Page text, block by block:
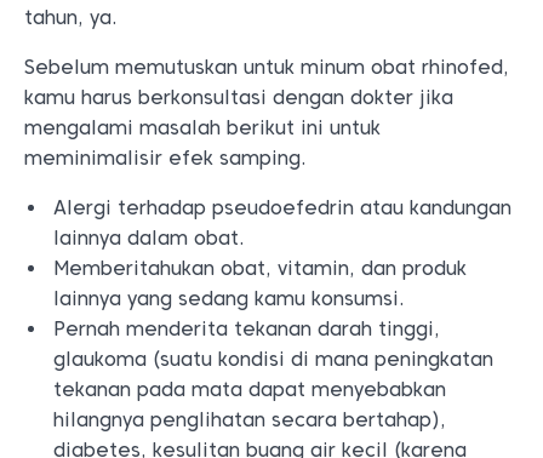
tahun, ya.
Sebelum memutuskan untuk minum obat rhinofed,
kamu harus berkonsultasi dengan dokter jika
mengalami masalah berikut ini untuk
meminimalisir efek samping.
Alergi terhadap pseudoefedrin atau kandungan
lainnya dalam obat.
Memberitahukan obat, vitamin, dan produk
lainnya yang sedang kamu konsumsi.
Pernah menderita tekanan darah tinggi,
glaukoma (suatu kondisi di mana peningkatan
tekanan pada mata dapat menyebabkan
hilangnya penglihatan secara bertahap),
diabetes, kesulitan buang air kecil (karena